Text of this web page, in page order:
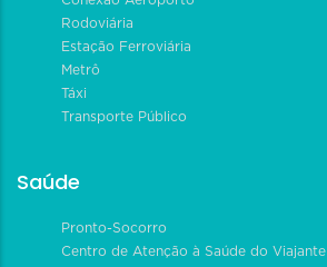
Rodoviária
Estação Ferroviária
Metrô
Táxi
Transporte Público
Saúde
Pronto-Socorro
Centro de Atenção à Saúde do Viajante